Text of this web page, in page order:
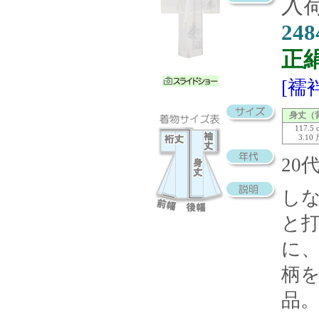
入
正
[襦
身丈（
117.5
3.10
20
し
と
に
柄
品